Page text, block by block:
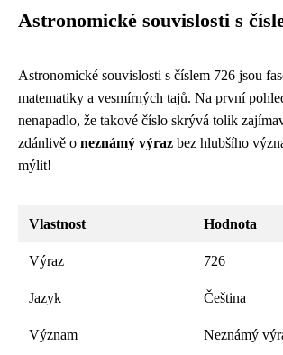
Astronomické souvislosti s
Astronomické souvislosti s číslem 726 jsou
matematiky a vesmírných tajů. Na první
nenapadlo, že takové číslo skrývá tolik
zdánlivě o neznámý výraz bez hlubšího
mýlit!
Vlastnost Hodnota
Výraz 726
Jazyk Čeština
Význam Neznámý